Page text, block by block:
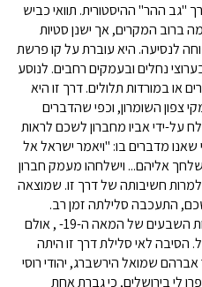
ההר" ההיסטורית. תוואי כביש
ברוב המקרים, אך ישנן סטיות
לנסיעה. היא עוברת על קו פרשת
נחלים ובעמקים רחבים. לנוסע
או במורדות תלולים. דרך זו היא
צפון השומרון, וכפי שהדברים
על-ידי אביו מחברון לשכם לראות
מדברים בו: "ויאמר ישראל אל
אליהם... וישלחהו מעמק חברון
שכמה" (בראשית ל"ז 14 ,13). למרות חשיבותה של דרך זו. שמוצאה
התעכבה סלילתה זמן רב.
ההוראה לסלילת הכביש ניתנה בשנות השבעים של המאה ה-19- , אולם
הסיבה לאי סלילת דרך זו היתה
שמואל הירשברג, יהודי רוסי
בשנים 1900-1899: סיפרו לי בירושלים, כי גברת אחת